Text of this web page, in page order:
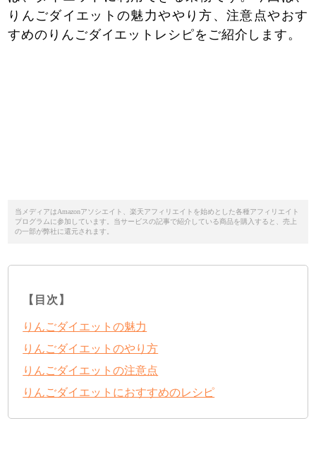
りんごダイエットの魅力ややり方、注意点やおす
すめのりんごダイエットレシピをご紹介します。
当メディアはAmazonアソシエイト、楽天アフィリエイトを始めとした各種アフィリエイト
プログラムに参加しています。当サービスの記事で紹介している商品を購入すると、売上
の一部が弊社に還元されます。
【目次】
りんごダイエットの魅力
りんごダイエットのやり方
りんごダイエットの注意点
りんごダイエットにおすすめのレシピ